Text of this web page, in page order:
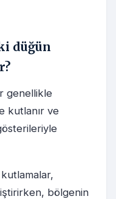
düğün
genellikle
kutlanır ve
bölgenin